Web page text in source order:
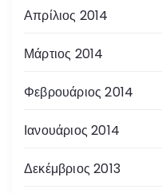
Απρίλιος 2014
Μάρτιος 2014
Φεβρουάριος 2014
Ιανουάριος 2014
Δεκέμβριος 2013